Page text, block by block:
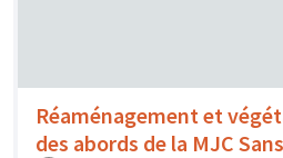
Réaménagement et
des abords de la MJC